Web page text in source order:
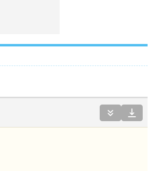
 